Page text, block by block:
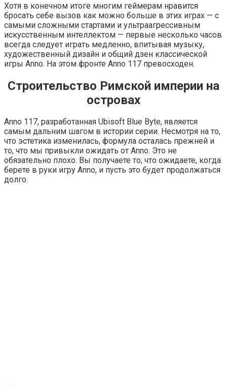
Хотя в конечном итоге многим геймерам нравится
бросать себе вызов как можно больше в этих играх — с
самыми сложными стартами и ультраагрессивным
искусственным интеллектом — первые несколько часов
всегда следует играть медленно, впитывая музыку,
художественный дизайн и общий дзен классической
игры Anno. На этом фронте Anno 117 превосходен.
Строительство Римской империи на
островах
Anno 117, разработанная Ubisoft Blue Byte, является
самым дальним шагом в истории серии. Несмотря на то,
что эстетика изменилась, формула осталась прежней и
то, что мы привыкли ожидать от Anno. Это не
обязательно плохо. Вы получаете то, что ожидаете, когда
берете в руки игру Anno, и пусть это будет продолжаться
долго.